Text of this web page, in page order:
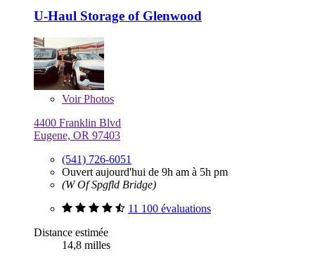
U-Haul Storage of Glenwood
VoirPhotos
4400 Franklin Blvd
Eugene, OR 97403
(541) 726-6051
Ouvert aujourd'hui de 9h am à 5h pm
(W Of Spgfld Bridge)
11 100 évaluations
Distance estimée
14,8 milles